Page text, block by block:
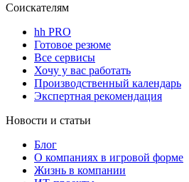
Соискателям
hh PRO
Готовое резюме
Все сервисы
Хочу у вас работать
Производственный календарь
Экспертная рекомендация
Новости и статьи
Блог
О компаниях в игровой форме
Жизнь в компании